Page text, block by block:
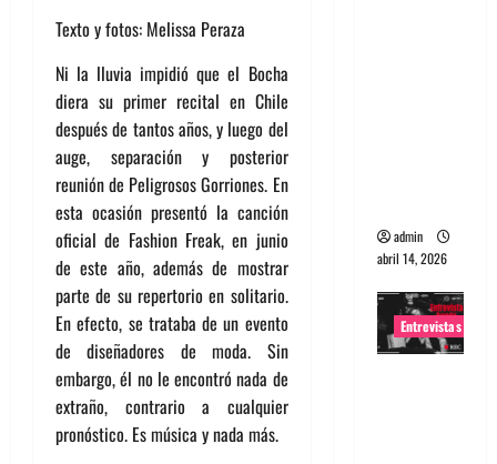
Texto y fotos: Melissa Peraza
Ni la lluvia impidió que el Bocha
diera su primer recital en Chile
después de tantos años, y luego del
auge, separación y posterior
reunión de Peligrosos Gorriones. En
esta ocasión presentó la canción
oficial de Fashion Freak, en junio
de este año, además de mostrar
parte de su repertorio en solitario.
En efecto, se trataba de un evento
de diseñadores de moda. Sin
embargo, él no le encontró nada de
extraño, contrario a cualquier
pronóstico. Es música y nada más.
admin
abril 14, 2026
Entrevistas